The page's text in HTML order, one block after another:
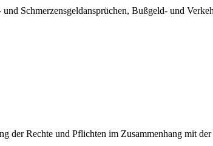
Schmerzensgeldansprüchen, Bußgeld- und
der Rechte und Pflichten im Zusammenhang mit